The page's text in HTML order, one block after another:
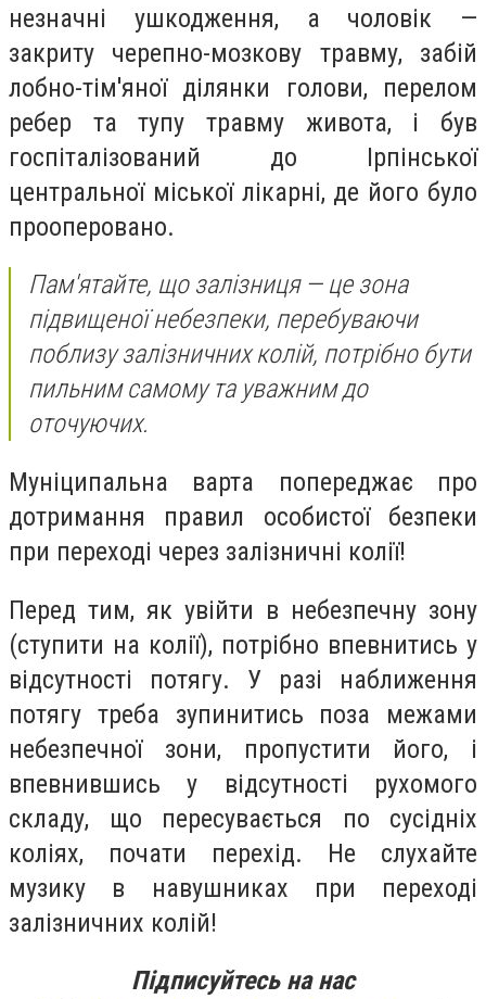
незначні ушкодження, а чоловік —
закриту черепно-мозкову травму, забій
лобно-тім'яної ділянки голови, перелом
ребер та тупу травму живота, і був
госпіталізований до Ірпінської
центральної міської лікарні, де його було
прооперовано.
Пам'ятайте, що залізниця — це зона
підвищеної небезпеки, перебуваючи
поблизу залізничних колій, потрібно бути
пильним самому та уважним до
оточуючих.
Муніципальна варта попереджає про
дотримання правил особистої безпеки
при переході через залізничні колії!
Перед тим, як увійти в небезпечну зону
(ступити на колії), потрібно впевнитись у
відсутності потягу. У разі наближення
потягу треба зупинитись поза межами
небезпечної зони, пропустити його, і
впевнившись у відсутності рухомого
складу, що пересувається по сусідніх
коліях, почати перехід. Не слухайте
музику в навушниках при переході
залізничних колій!
Підписуйтесь на нас